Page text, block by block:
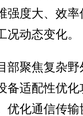
强度大、效
况动态变化。
聚焦复杂野
备适配性优
优化通信传